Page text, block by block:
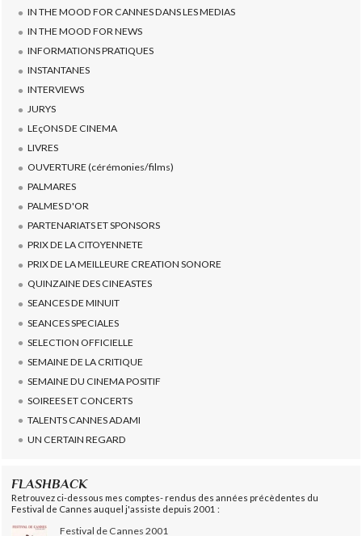
IN THE MOOD FOR CANNES DANS LES MEDIAS
IN THE MOOD FOR NEWS
INFORMATIONS PRATIQUES
INSTANTANES
INTERVIEWS
JURYS
LEçONS DE CINEMA
LIVRES
OUVERTURE (cérémonies/films)
PALMARES
PALMES D'OR
PARTENARIATS ET SPONSORS
PRIX DE LA CITOYENNETE
PRIX DE LA MEILLEURE CREATION SONORE
QUINZAINE DES CINEASTES
SEANCES DE MINUIT
SEANCES SPECIALES
SELECTION OFFICIELLE
SEMAINE DE LA CRITIQUE
SEMAINE DU CINEMA POSITIF
SOIREES ET CONCERTS
TALENTS CANNES ADAMI
UN CERTAIN REGARD
FLASHBACK
Retrouvez ci-dessous mes comptes- rendus des années précèdentes du
Festival de Cannes auquel j'assiste depuis 2001 :
Festival de Cannes 2001